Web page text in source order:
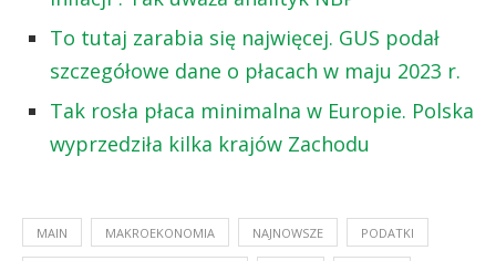
To tutaj zarabia się najwięcej. GUS podał
szczegółowe dane o płacach w maju 2023 r.
Tak rosła płaca minimalna w Europie. Polska
wyprzedziła kilka krajów Zachodu
MAIN MAKROEKONOMIA NAJNOWSZE PODATKI